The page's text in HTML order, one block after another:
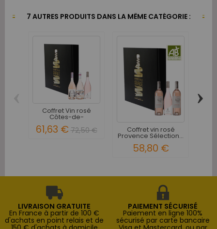
7 AUTRES PRODUITS DANS LA MÊME CATÉGORIE :
Coffret Vin rosé
Côtes-de-
61,63 € 72,50 € Coffret vin rosé
Provence Sélection...
58,80 €
›
LIVRAISON GRATUITE
En France à partir de 100 €
d'achats en point relais et de
PAIEMENT SÉCURISÉ
Paiement en ligne 100%
sécurisé par carte bancaire